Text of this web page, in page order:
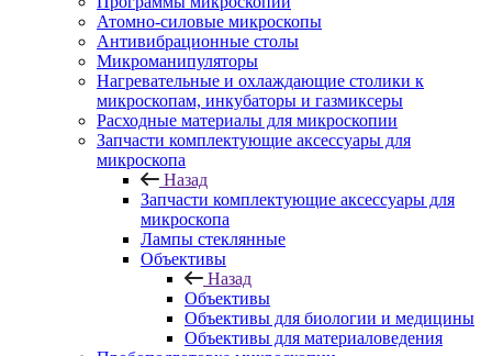
Атомно-силовые микроскопы
Антивибрационные столы
Микроманипуляторы
Нагревательные и охлаждающие столики к
микроскопам, инкубаторы и газмиксеры
Расходные материалы для микроскопии
Запчасти комплектующие аксессуары для
микроскопа
Назад
Запчасти комплектующие аксессуары для
микроскопа
Лампы стеклянные
Объективы
Назад
Объективы
Объективы для биологии и медицины
Объективы для материаловедения